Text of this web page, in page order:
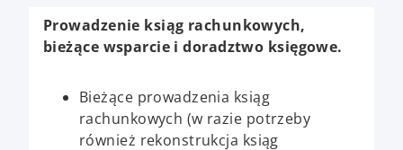
Prowadzenie ksiąg rachunkowych,
bieżące wsparcie i doradztwo księgowe.
Bieżące prowadzenia ksiąg
rachunkowych (w razie potrzeby
również rekonstrukcja ksiąg